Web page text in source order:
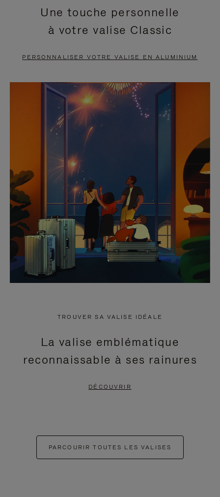
EN
PAUSE,
APPUYEZ
POUR
METTRE
PAUSE
VIDÉO
EST
DÉSACTIVÉ.
CLIQUER
POUR
RÉACTIVER
LE
SON
Une touche personnelle
à votre valise Classic
PERSONNALISER VOTRE VALISE EN ALUMINIUM
TROUVER SA VALISE IDÉALE
La valise emblématique
reconnaissable à ses rainures
DÉCOUVRIR
PARCOURIR TOUTES LES VALISES